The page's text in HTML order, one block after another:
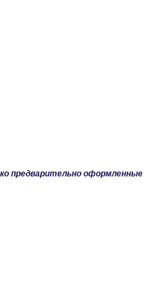
предварительно оформленные